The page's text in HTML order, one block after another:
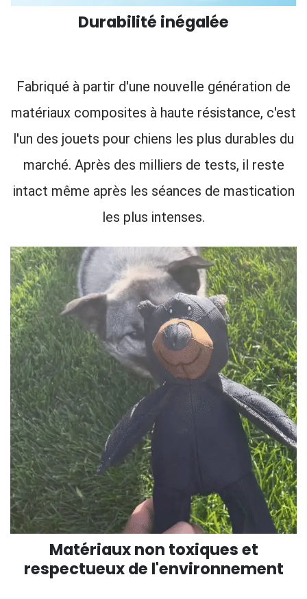
Durabilité inégalée
Fabriqué à partir d'une nouvelle génération de
matériaux composites à haute résistance, c'est
l'un des jouets pour chiens les plus durables du
marché. Après des milliers de tests, il reste
intact même après les séances de mastication
les plus intenses.
Matériaux non toxiques et
respectueux de l'environnement